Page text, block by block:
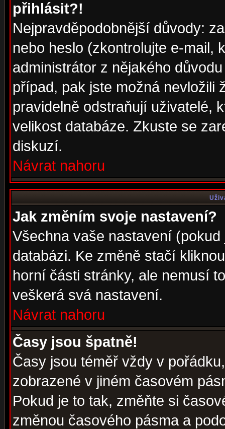
přihlásit?!
Nejpravděpodobnější důvody:
nebo heslo (zkontrolujte e-mail,
administrátor z nějakého
případ, pak jste možná nevložili
pravidelně odstraňují uživatelé,
velikost databáze. Zkuste se
diskuzí.
Návrat nahoru
Jak změním svoje nastavení?
Všechna vaše nastavení
databázi. Ke změně stačí
horní části stránky, ale nemusí
veškerá svá nastavení.
Návrat nahoru
Časy jsou špatně!
Časy jsou téměř vždy v
zobrazené v jiném časovém
Pokud je to tak, změňte si
změnou časového pásma a